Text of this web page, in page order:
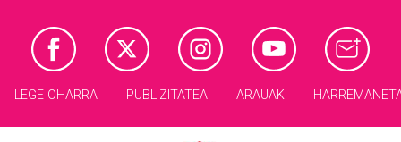
LEGE OHARRA PUBLIZITATEA ARAUAK